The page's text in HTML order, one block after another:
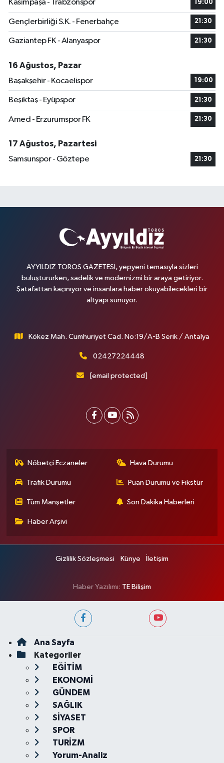
Kasımpaşa - Trabzonspor 19:00
Gençlerbirliği S.K. - Fenerbahçe 21:30
Gaziantep FK - Alanyaspor 21:30
16 Ağustos, Pazar
Başakşehir - Kocaelispor
19:00
Beşiktaş - Eyüpspor 21:30
Amed - Erzurumspor FK 21:30
17 Ağustos, Pazartesi
Samsunspor - Göztepe
21:30
AYYILDIZ TOROS GAZETESİ, yepyeni temasıyla sizleri
buluştururken, sadelik ve modernizmi bir araya getiriyor.
Şatafattan kaçınıyor ve insanlara haber okuyabilecekleri bir
altyapı sunuyor.
Kökez Mah. Cumhuriyet Cad. No:19/A-B Serik / Antalya
02427224448
[email protected]
Nöbetçi Eczaneler Hava Durumu
Trafik Durumu Puan Durumu ve Fikstür
Tüm Manşetler Son Dakika Haberleri
Haber Arşivi
Gizlilik Sözleşmesi Künye İletişim
Haber Yazılımı: TE Bilişim
Ana Sayfa
Kategoriler
EĞİTİM
EKONOMİ
GÜNDEM
SAĞLIK
SİYASET
SPOR
TURİZM
Yorum-Analiz